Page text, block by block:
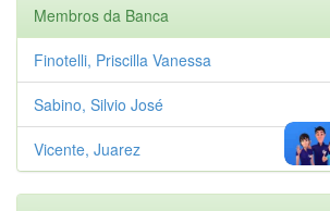
Membros da Banca
Finotelli, Priscilla Vanessa
Sabino, Silvio José
Vicente, Juarez